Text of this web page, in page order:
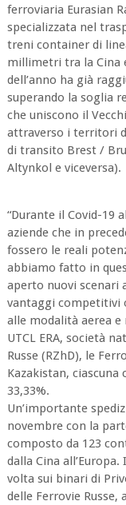
ferroviaria Eurasian
specializzata nel
treni container di
millimetri tra la Cina
dell’anno ha già
superando la soglia
che uniscono il
attraverso i territori
di transito Brest /
Altynkol e viceversa).
“Durante il Covid-19
aziende che in
fossero le reali
abbiamo fatto in
aperto nuovi scenari
vantaggi competitivi
alle modalità aerea e
UTCL ERA, società
Russe (RZhD), le
Kazakistan,
33,33%.
Un’importante
novembre con la
composto da 123
dalla Cina
volta sui binari di
delle Ferrovie